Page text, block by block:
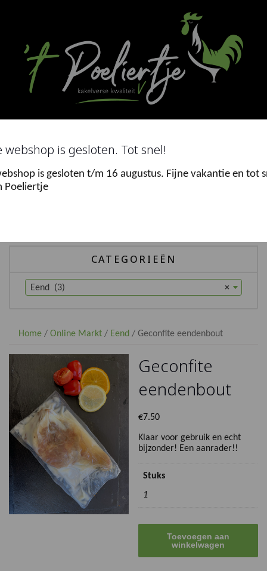
webshop is gesloten. Tot snel!
is gesloten t/m 16 augustus. Fijne vakantie en tot
Poeliertje
0
CATEGORIEËN
×
Eend (3)
Home / Online Markt / Eend / Geconfite eendenbout
Geconfite
eendenbout
€7.50
Klaar voor gebruik en echt
bijzonder! Een aanrader!!
Stuks
1
eendenboutToevoegen aan
winkelwagen